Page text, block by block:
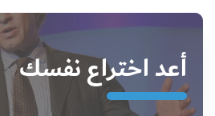
أعد اختراع نفسك